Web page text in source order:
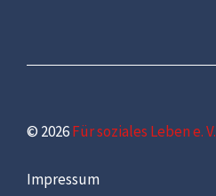
© 2026Für soziales Leben e. V.
Impressum